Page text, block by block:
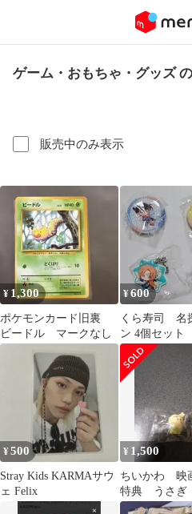
ゲーム・おもちゃ・グッズ
販売中のみ表示
¥ 1,300
ポケモンカード旧裏
ビードル マークなし
¥600
くら寿司 名
ン 4個セット
¥500
Stray Kids KARMAサウ
ェ Felix
¥ 1,500
ちいかわ 映
特典 うさぎ